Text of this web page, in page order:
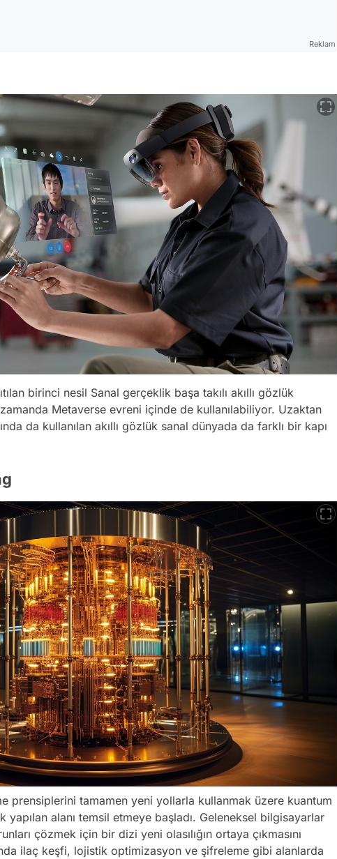
Reklam
birinci nesil Sanal gerçeklik başa takılı akıllı gözlük
Metaverse evreni içinde de kullanılabiliyor. Uzaktan
da kullanılan akıllı gözlük sanal dünyada da farklı bir kapı
prensiplerini tamamen yeni yollarla kullanmak üzere kuantum
alanı temsil etmeye başladı. Geleneksel bilgisayarlar
çözmek için bir dizi yeni olasılığın ortaya çıkmasını
ilaç keşfi, lojistik optimizasyon ve şifreleme gibi alanlarda